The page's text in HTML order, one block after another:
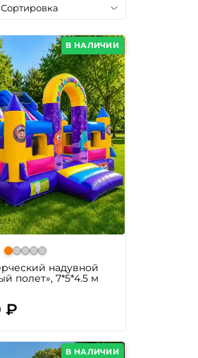
В НАЛИЧИИ
надувной
полет», 7*5*4.5 м
₽
В НАЛИЧИИ